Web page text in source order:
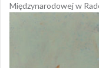
Międzynarodowej w